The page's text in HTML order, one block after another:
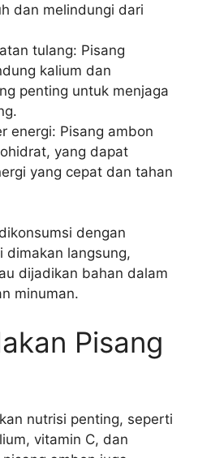
dan melindungi dari
tulang: Pisang
kalium dan
penting untuk menjaga
energi: Pisang ambon
yang dapat
yang cepat dan tahan
dengan
dimakan langsung,
dijadikan bahan dalam
minuman.
Pisang
nutrisi penting, seperti
vitamin C, dan